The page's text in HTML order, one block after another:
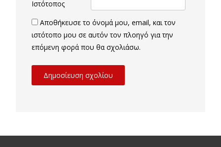
Ιστότοπος
Αποθήκευσε το όνομά μου, email, και τον
ιστότοπο μου σε αυτόν τον πλοηγό για την
επόμενη φορά που θα σχολιάσω.